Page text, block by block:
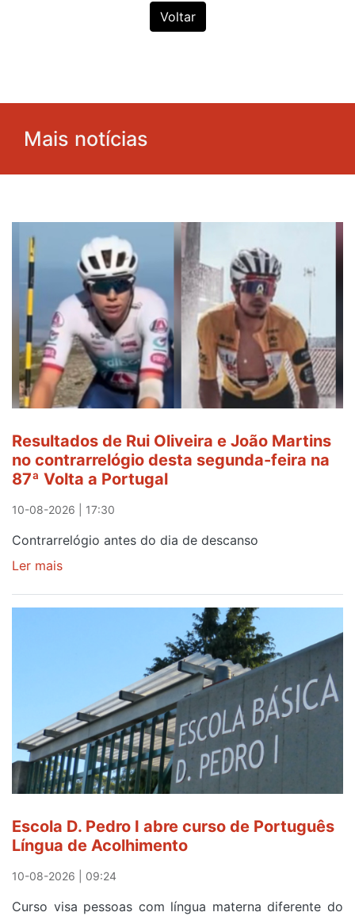
Voltar
Mais notícias
Resultados de Rui Oliveira e João Martins
no contrarrelógio desta segunda-feira na
87ª Volta a Portugal
10-08-2026 | 17:30
Contrarrelógio antes do dia de descanso
Ler mais
de
Martins
no
contrarrelógio
desta
segunda-
feira
87ª
Volta
a
Escola D. Pedro I abre curso de Português
Língua de Acolhimento
10-08-2026 | 09:24
Curso visa pessoas com língua materna diferente do